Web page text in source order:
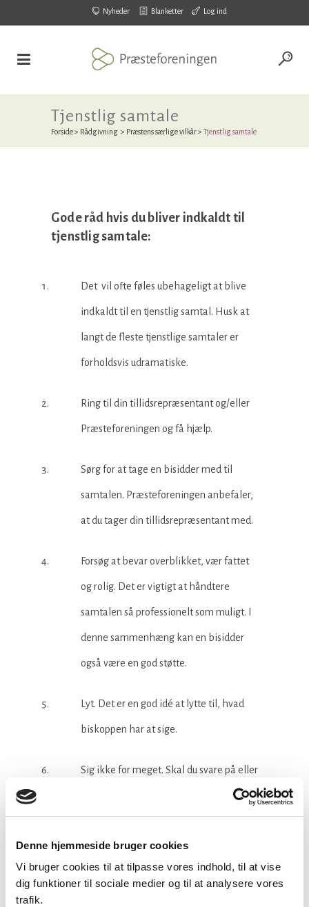
Denne hjemmeside bruger cookies
Vi bruger cookies til at tilpasse vores indhold, til at vise
dig funktioner til sociale medier og til at analysere vores
trafik.
Nyheder Blanketter Log ind
Tjenstlig samtale
Forside> Rådgivning > Præstens særlige vilkår> Tjenstlig samtale
Gode råd hvis du bliver indkaldt til
tjenstlig samtale:
Det vil ofte føles ubehageligt at blive
indkaldt til en tjenstlig samtal. Husk at
langt de fleste tjenstlige samtaler er
forholdsvis udramatiske.
Ring til din tillidsrepræsentant og/eller
Præsteforeningen og få hjælp.
Sørg for at tage en bisidder med til
samtalen. Præsteforeningen anbefaler,
at du tager din tillidsrepræsentant med.
Forsøg at bevar overblikket, vær fattet
og rolig. Det er vigtigt at håndtere
samtalen så professionelt som muligt. I
denne sammenhæng kan en bisidder
også være en god støtte.
Lyt. Det er en god idé at lytte til, hvad
biskoppen har at sige.
Sig ikke for meget. Skal du svare på eller
forholde dig til en klage, så bed om at
sagen og efterfølgende sende et
skriftligt svar.